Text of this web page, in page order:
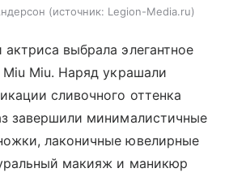
источник: Legion-Media.ru
выбрала элегантное
Miu. Наряд украшали
сливочного оттенка
завершили минималистичные
лаконичные ювелирные
макияж и маникюр